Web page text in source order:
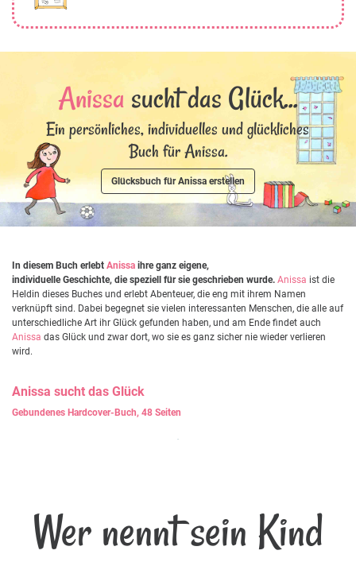
Anissa sucht das Glück...
Ein persönliches, individuelles und glückliches
Buch für Anissa.
Glücksbuch für Anissa erstellen
In diesem Buch erlebt Anissa ihre ganz eigene,
individuelle Geschichte, die speziell für sie geschrieben wurde. Anissa ist die
Heldin dieses Buches und erlebt Abenteuer, die eng mit ihrem Namen
verknüpft sind. Dabei begegnet sie vielen interessanten Menschen, die alle auf
unterschiedliche Art ihr Glück gefunden haben, und am Ende findet auch
Anissa das Glück und zwar dort, wo sie es ganz sicher nie wieder verlieren
wird.
Anissa sucht das Glück
Gebundenes Hardcover-Buch, 48 Seiten
Wer nennt sein Kind